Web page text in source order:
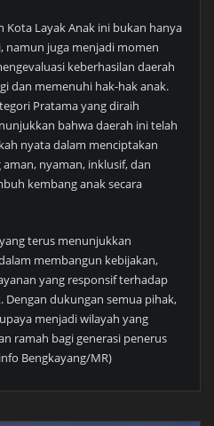
Kota Layak Anak ini bukan hanya
namun juga menjadi momen
keberhasilan daerah
dan memenuhi hak-hak anak.
Pratama yang diraih
bahwa daerah ini telah
nyata dalam menciptakan
nyaman, inklusif, dan
kembang anak secara
terus menunjukkan
membangun kebijakan,
yang responsif terhadap
Dengan dukungan semua pihak,
menjadi wilayah yang
ramah bagi generasi penerus
Bengkayang/MR)